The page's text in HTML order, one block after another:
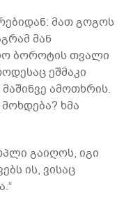
მათ გოგოს
მან
ბოროტის თვალი
ეშმაკი
ამოთხრის.
ხმა
გაიღოს, იგი
ის, ვისაც